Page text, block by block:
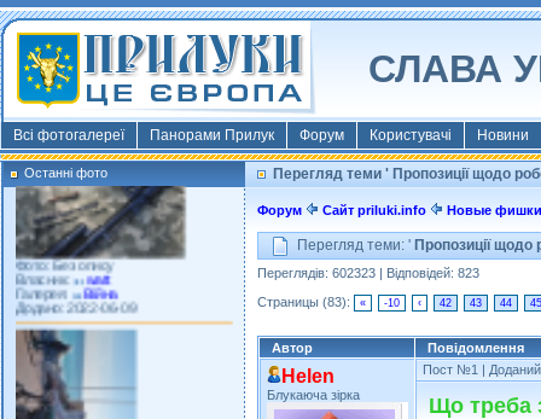
СЛАВА
Всі фотогалереї Панорами Прилук Форум Користувачі Новини
Останні фото
Фото: Київ 2022
Власник:
morsresistis
Галерея:
Templates
Додано: 2022-11-13
Фото: Без опису
Власник:
watt
Галерея:
Війна
Додано: 2022-06-09
Перегляд теми ' Пропозиції щодо
Форум Сайт priluki.info Новые фишки
Перегляд теми: ' Пропозиції щодо
Переглядів: 602323 | Відповідей: 823
Страницы (83):
« -10 ‹ 42 43 44 45
Автор Повідомлення
Helen
Блукаюча зірка
Пост №1 |
Що треба